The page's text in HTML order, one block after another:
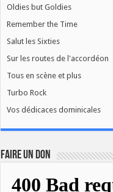
Oldies but Goldies
Remember the Time
Salut les Sixties
Sur les routes de l'accordéon
Tous en scène et plus
Turbo Rock
Vos dédicaces dominicales
FAIRE UN DON